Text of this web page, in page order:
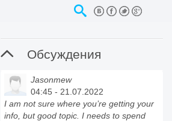
 Обсуждения
Jasonmew
04:45 - 21.07.2022
I am not sure where you’re getting your
info, but good topic. I needs to spend